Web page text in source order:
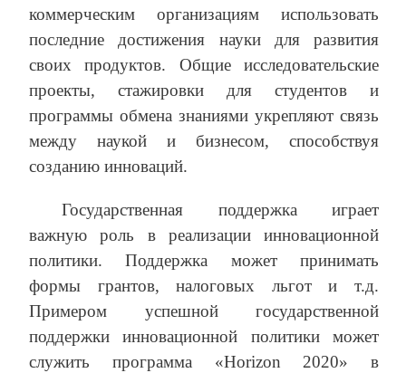
коммерческим организациям использовать
последние достижения науки для развития
своих продуктов. Общие исследовательские
проекты, стажировки для студентов и
программы обмена знаниями укрепляют связь
между наукой и бизнесом, способствуя
созданию инноваций.
Государственная поддержка играет
важную роль в реализации инновационной
политики. Поддержка может принимать
формы грантов, налоговых льгот и т.д.
Примером успешной государственной
поддержки инновационной политики может
служить программа «Horizon 2020» в